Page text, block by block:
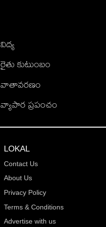
విద్య
రైతు కుటుంబం
వాతావరణం
వ్యాపార ప్రపంచం
LOKAL
Contact Us
About Us
Privacy Policy
Terms & Conditions
Advertise with us